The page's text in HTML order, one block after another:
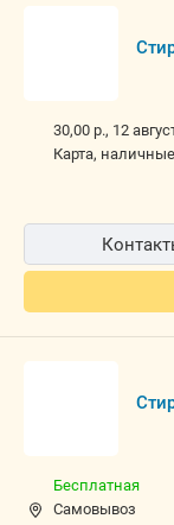
30,00 р., 12
карта, наличные
Бесплатная
Самовывоз